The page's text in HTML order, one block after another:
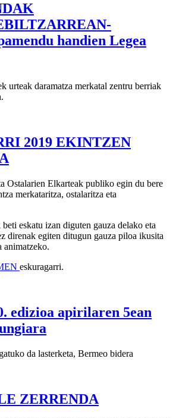
handien Legea
daramatza merkatal zentru berriak
2019 EKINTZEN
Ostalarien Elkarteak publiko egin du bere
merkataritza, ostalaritza eta
eskatu izan diguten gauza delako eta
direnak egiten ditugun gauza piloa ikusita
animatzeko.
eskuragarri.
edizioa apirilaren 5ean
da lasterketa, Bermeo bidera
ZERRENDA